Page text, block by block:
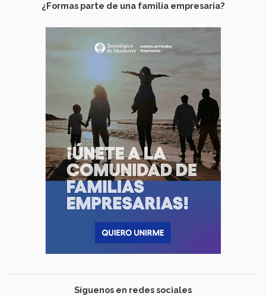
¿Formas parte de una familia empresaria?
Síguenos en redes sociales